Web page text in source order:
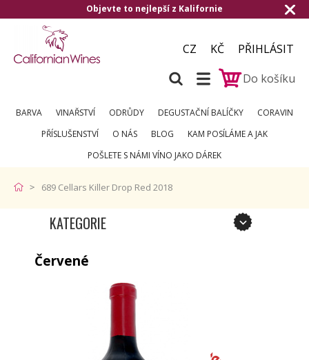
Objevte to nejlepší z Kalifornie
CZ KČ
PŘIHLÁSIT
Do košíku
BARVA VINAŘSTVÍ ODRŮDY DEGUSTAČNÍ BALÍČKY
CORAVIN
PŘÍSLUŠENSTVÍ
O NÁS BLOG
KAM POSÍLÁME A JAK
POŠLETE S NÁMI VÍNO JAKO DÁREK
689 Cellars Killer Drop Red 2018
KATEGORIE
Červené